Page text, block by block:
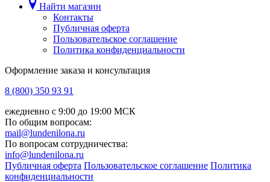
Найти магазин
Контакты
Публичная оферта
Пользовательское соглашение
Политика конфиденциальности
Оформление заказа и консультация
8 (800) 350 93 91
ежедневно с 9:00 до 19:00 МСК
По общим вопросам:
mail@lundenilona.ru
По вопросам сотрудничества:
info@lundenilona.ru
Публичная оферта Пользовательское соглашение Политика
конфиденциальности